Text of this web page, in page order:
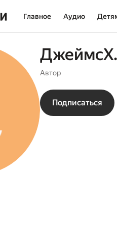
Главное Аудио
Автор
Подписаться